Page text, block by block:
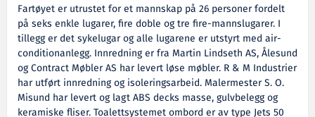
Fartøyet er utrustet for et mannskap på 26 personer fordelt
på seks enkle lugarer, fire doble og tre fire-mannslugarer. I
tillegg er det sykelugar og alle lugarene er utstyrt med air-
conditionanlegg. Innredning er fra Martin Lindseth AS, Ålesund
og Contract Møbler AS har levert løse møbler. R & M Industrier
har utført innredning og isoleringsarbeid. Malermester S. O.
Misund har levert og lagt ABS decks masse, gulvbelegg og
keramiske fliser. Toalettsystemet ombord er av type Jets 50